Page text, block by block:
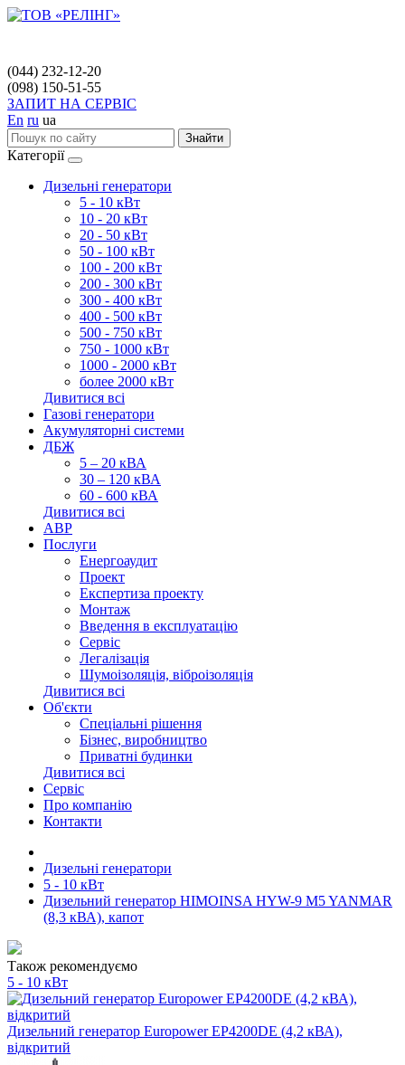
(044) 232-12-20
(098) 150-51-55
ЗАПИТ НА СЕРВІС
En ru ua
Знайти
Категорії
Дизельні генератори
5 - 10 кВт
10 - 20 кВт
20 - 50 кВт
50 - 100 кВт
100 - 200 кВт
200 - 300 кВт
300 - 400 кВт
400 - 500 кВт
500 - 750 кВт
750 - 1000 кВт
1000 - 2000 кВт
более 2000 кВт
Дивитися всі
Газові генератори
Акумуляторні системи
ДБЖ
5 – 20 кВА
30 – 120 кВА
60 - 600 кВА
Дивитися всі
АВР
Послуги
Енергоаудит
Проект
Експертиза проекту
Монтаж
Введення в експлуатацію
Сервіс
Легалізація
Шумоізоляція, віброізоляція
Дивитися всі
Об'єкти
Спеціальні рішення
Бізнес, виробництво
Приватні будинки
Дивитися всі
Сервіс
Про компанію
Контакти
Дизельні генератори
5 - 10 кВт
Дизельний генератор HIMOINSA HYW-9 M5 YANMAR
(8,3 кВА), капот
Також рекомендуємо
5 - 10 кВт
Дизельний генератор Europower EP4200DE (4,2 кВА),
відкритий